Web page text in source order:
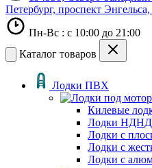
Петербург, проспект
Пн-Вс : с 10:00 до 21:00
Каталог товаров
Лодки ПВХ
Килевые
Лодки НДНД
Лодки с
Лодки с
Лодки с